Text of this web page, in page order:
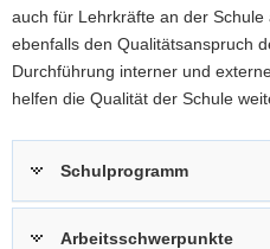
e
n
d
e
i
g
o
n
m
a
t
i
auch für Lehrkräfte an der
ebenfalls den Qualitätsanspruch
Durchführung interner und
helfen die Qualität der Schule
Schulprogramm
Arbeitsschwerpunkte